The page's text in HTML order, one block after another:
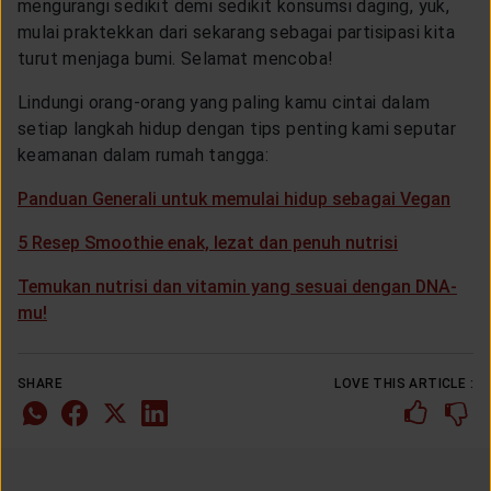
mengurangi sedikit demi sedikit konsumsi daging, yuk,
mulai praktekkan dari sekarang sebagai partisipasi kita
turut menjaga bumi. Selamat mencoba!
Lindungi orang-orang yang paling kamu cintai dalam
setiap langkah hidup dengan tips penting kami seputar
keamanan dalam rumah tangga:
Panduan Generali untuk memulai hidup sebagai Vegan
5 Resep Smoothie enak, lezat dan penuh nutrisi
Temukan nutrisi dan vitamin yang sesuai dengan DNA-
mu!
SHARE LOVE THIS ARTICLE :